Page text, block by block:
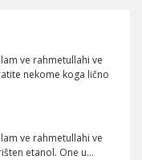
ve rahmetullahi ve
nekome koga lično
ve rahmetullahi ve
etanol. One u…